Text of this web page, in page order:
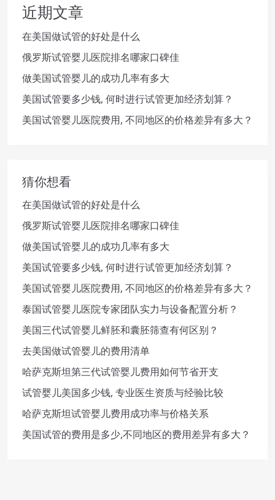
近期文章
在美国做试管的好处是什么
俄罗斯试管婴儿医院排名哪家口碑佳
做美国试管婴儿的成功几率有多大
美国试管要多少钱, 何时进行试管更加经济划算？
美国试管婴儿医院费用, 不同地区的价格差异有多大？
猜你想看
在美国做试管的好处是什么
俄罗斯试管婴儿医院排名哪家口碑佳
做美国试管婴儿的成功几率有多大
美国试管要多少钱, 何时进行试管更加经济划算？
美国试管婴儿医院费用, 不同地区的价格差异有多大？
泰国试管婴儿医院专家团队实力与设备配置分析？
美国三代试管婴儿鲜胚和囊胚筛查有何区别？
去美国做试管婴儿的费用清单
哈萨克斯坦第三代试管婴儿费用如何节省开支
试管婴儿美国多少钱, 专业医生资质与经验比较
哈萨克斯坦试管婴儿费用成功率与价格关系
美国试管的费用是多少,不同地区的费用差异有多大？